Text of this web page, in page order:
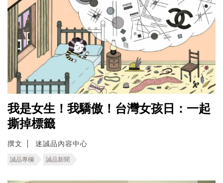
我是女生！我驕傲！台灣女孩日：一起
撕掉標籤
撰文 迷誠品內容中心
誠品專欄 誠品新聞